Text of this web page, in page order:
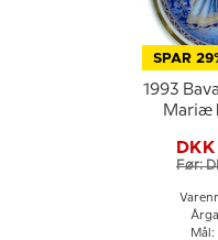
SPAR
1993
Mariæ
Før: